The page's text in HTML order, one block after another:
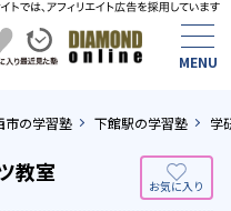
市の学習塾 下館駅の学習塾 学
教室